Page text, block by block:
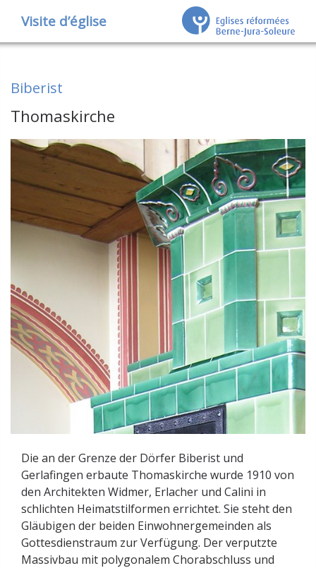
Visite d’église
Biberist
Thomaskirche
Die an der Grenze der Dörfer Biberist und
Gerlafingen erbaute Thomaskirche wurde 1910 von
den Architekten Widmer, Erlacher und Calini in
schlichten Heimatstilformen errichtet. Sie steht den
Gläubigen der beiden Einwohnergemeinden als
Gottesdienstraum zur Verfügung. Der verputzte
Massivbau mit polygonalem Chorabschluss und